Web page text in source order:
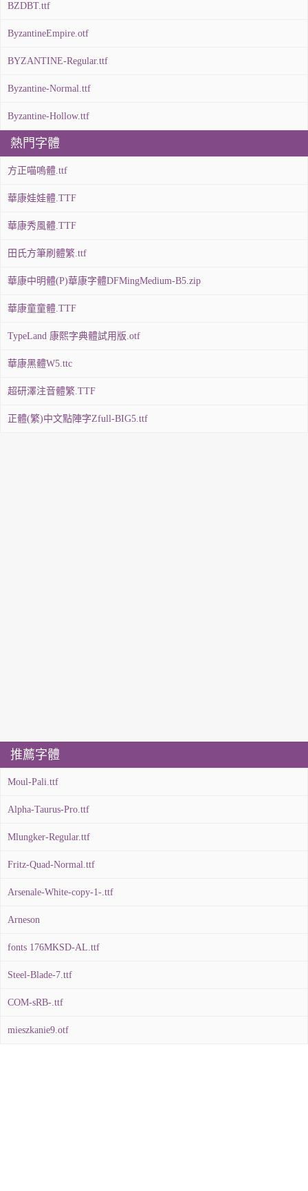
BZDBT.ttf
ByzantineEmpire.otf
BYZANTINE-Regular.ttf
Byzantine-Normal.ttf
Byzantine-Hollow.ttf
熱門字體
方正喵嗚體.ttf
華康娃娃體.TTF
華康秀風體.TTF
田氏方筆刷體繁.ttf
華康中明體(P)華康字體DFMingMedium-B5.zip
華康童童體.TTF
TypeLand 康熙字典體試用版.otf
華康黑體W5.ttc
超研澤注音體繁.TTF
正體(繁)中文點陣字Zfull-BIG5.ttf
推薦字體
Moul-Pali.ttf
Alpha-Taurus-Pro.ttf
Mlungker-Regular.ttf
Fritz-Quad-Normal.ttf
Arsenale-White-copy-1-.ttf
Arneson
fonts 176MKSD-AL.ttf
Steel-Blade-7.ttf
COM-sRB-.ttf
mieszkanie9.otf